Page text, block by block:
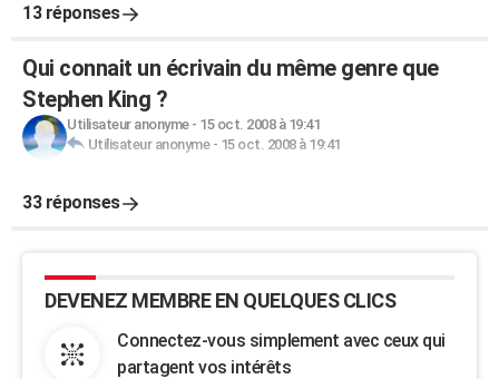
13 réponses
Qui connait un écrivain du même genre que
Stephen King ?
Utilisateur anonyme- 15 oct. 2008 à 19:41
Utilisateur anonyme- 15 oct. 2008 à 19:41
33 réponses
DEVENEZ MEMBRE EN QUELQUES CLICS
Connectez-vous simplement avec ceux qui
partagent vos intérêts